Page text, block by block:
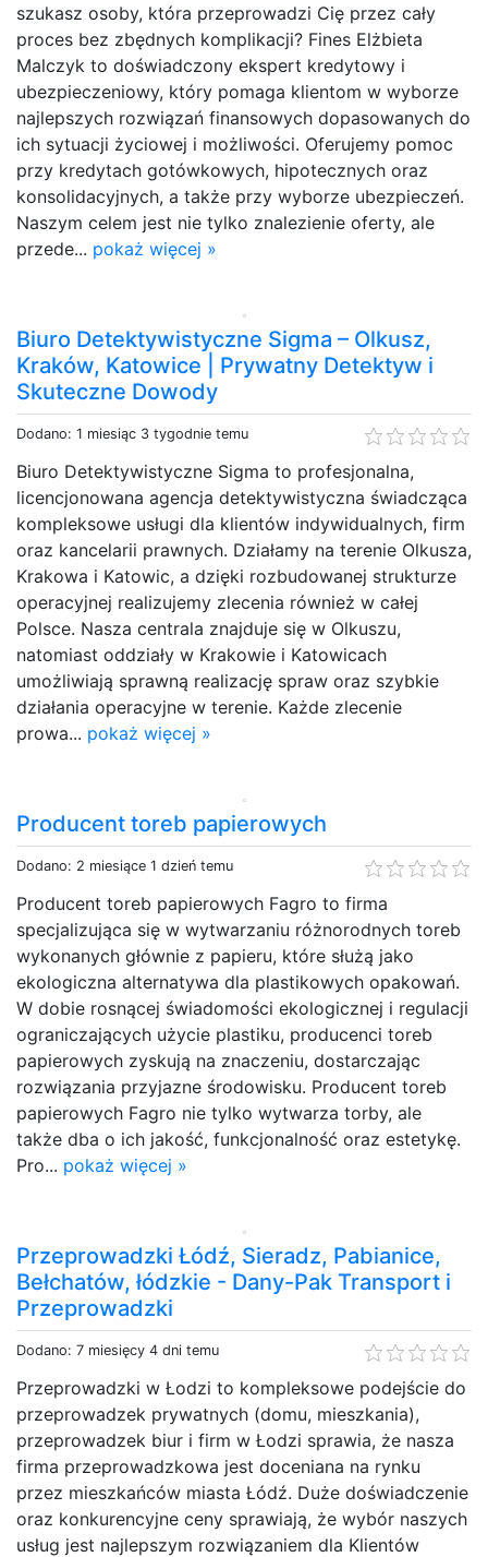
szukasz osoby, która przeprowadzi Cię przez cały
proces bez zbędnych komplikacji? Fines Elżbieta
Malczyk to doświadczony ekspert kredytowy i
ubezpieczeniowy, który pomaga klientom w wyborze
najlepszych rozwiązań finansowych dopasowanych do
ich sytuacji życiowej i możliwości. Oferujemy pomoc
przy kredytach gotówkowych, hipotecznych oraz
konsolidacyjnych, a także przy wyborze ubezpieczeń.
Naszym celem jest nie tylko znalezienie oferty, ale
przede... pokaż więcej »
Biuro Detektywistyczne Sigma – Olkusz,
Kraków, Katowice | Prywatny Detektyw i
Skuteczne Dowody
Dodano: 1 miesiąc 3 tygodnie temu
Biuro Detektywistyczne Sigma to profesjonalna,
licencjonowana agencja detektywistyczna świadcząca
kompleksowe usługi dla klientów indywidualnych, firm
oraz kancelarii prawnych. Działamy na terenie Olkusza,
Krakowa i Katowic, a dzięki rozbudowanej strukturze
operacyjnej realizujemy zlecenia również w całej
Polsce. Nasza centrala znajduje się w Olkuszu,
natomiast oddziały w Krakowie i Katowicach
umożliwiają sprawną realizację spraw oraz szybkie
działania operacyjne w terenie. Każde zlecenie
prowa... pokaż więcej »
Producent toreb papierowych
Dodano: 2 miesiące 1 dzień temu
Producent toreb papierowych Fagro to firma
specjalizująca się w wytwarzaniu różnorodnych toreb
wykonanych głównie z papieru, które służą jako
ekologiczna alternatywa dla plastikowych opakowań.
W dobie rosnącej świadomości ekologicznej i regulacji
ograniczających użycie plastiku, producenci toreb
papierowych zyskują na znaczeniu, dostarczając
rozwiązania przyjazne środowisku. Producent toreb
papierowych Fagro nie tylko wytwarza torby, ale
także dba o ich jakość, funkcjonalność oraz estetykę.
Pro... pokaż więcej »
Przeprowadzki Łódź, Sieradz, Pabianice,
Bełchatów, łódzkie - Dany-Pak Transport i
Przeprowadzki
Dodano: 7 miesięcy 4 dni temu
Przeprowadzki w Łodzi to kompleksowe podejście do
przeprowadzek prywatnych (domu, mieszkania),
przeprowadzek biur i firm w Łodzi sprawia, że nasza
firma przeprowadzkowa jest doceniana na rynku
przez mieszkańców miasta Łódź. Duże doświadczenie
oraz konkurencyjne ceny sprawiają, że wybór naszych
usług jest najlepszym rozwiązaniem dla Klientów